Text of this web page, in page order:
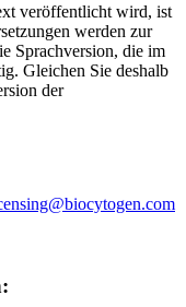
veröffentlicht wird, ist
werden zur
Sprachversion, die im
Gleichen Sie deshalb
der